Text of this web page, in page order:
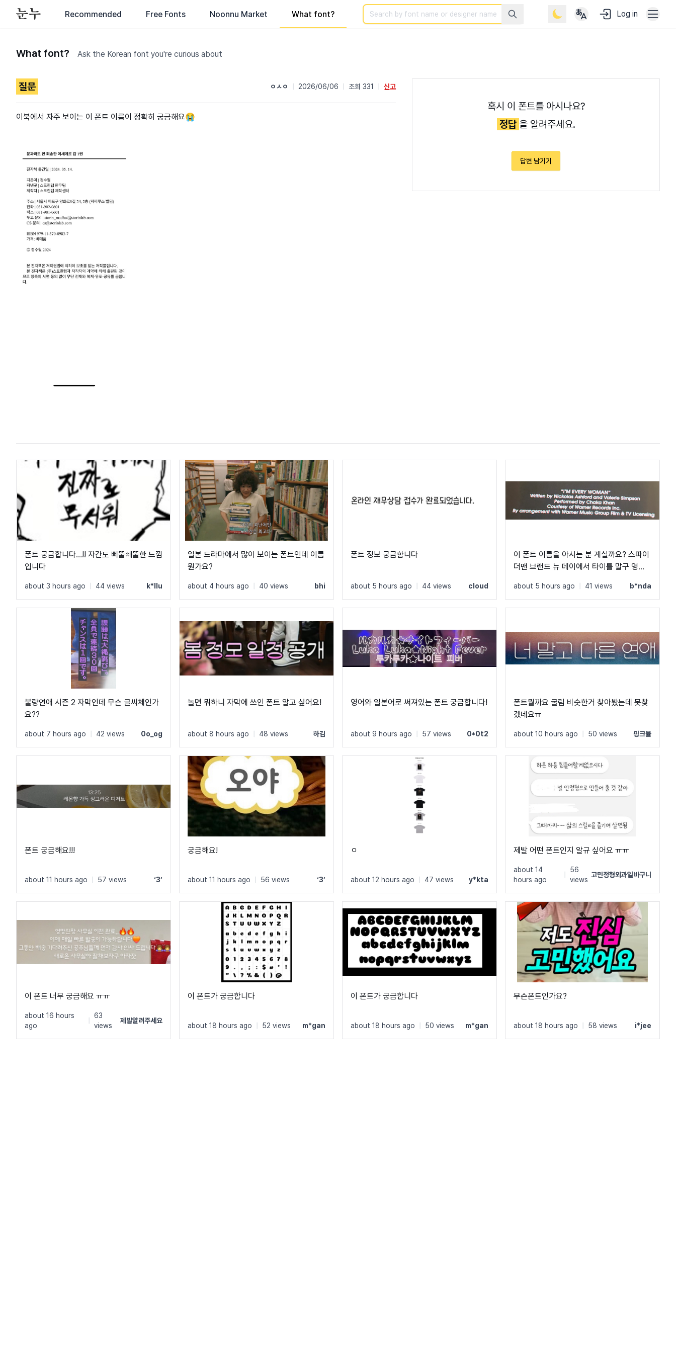
Recommended Free Fonts Noonnu Market What font?
Search Log in
What font? Ask the Korean font you're curious about
질문 ㅇㅅㅇ 2026/06/06 조회 331 신고
이북에서 자주 보이는 이 폰트 이름이 정확히 궁금해요😭
혹시 이 폰트를 아시나요?
정답 을 알려주세요.
답변 남기기
폰트 궁금합니다…!! 자간도 삐뚤빼뚤한 느낌
입니다
about 3 hours ago 44 views k*llu
일본 드라마에서 많이 보이는 폰트인데 이름
뭔가요?
about 4 hours ago 40 views bhi
폰트 정보 궁금함니다
about 5 hours ago 44 views cloud
이 폰트 이름을 아시는 분 계실까요? 스파이
더맨 브랜드 뉴 데이에서 타이틀 말구 영화
이랑 지역 이름 자막에 쓰였었어요! C, Q가
정원에 가깝고 t가 유독 가로가 짧아서 예쁘
about 5 hours ago 41 views b*nda
불량연애 시즌 2 자막인데 무슨 글씨체인가
요??
about 7 hours ago 42 views 0o_og
놀면 뭐하니 자막에 쓰인 폰트 알고 싶어요!
about 8 hours ago 48 views 하김
영어와 일본어로 써져있는 폰트 궁금합니다!
about 9 hours ago 57 views 0*0t2
폰트뭘까요 굴림 비슷한거 찾아봤는데 못찾
겠네요ㅠ
about 10 hours ago 50 views 핑크뮬
폰트 궁금해요!!!
about 11 hours ago 57 views ‘3’
궁금해요!
about 11 hours ago 56 views ‘3’
ㅇ
about 12 hours ago 47 views y*kta
제발 어떤 폰트인지 알규 싶어요 ㅠㅠ
about 14
hours ago
56
views
고민정형외과일바구니
이 폰트 너무 궁금해요 ㅠㅠ
about 16 hours
ago
63
views
제발알려주세요
이 폰트가 궁금합니다
about 18 hours ago 52 views m*gan
이 폰트가 궁금합니다
about 18 hours ago 50 views m*gan
무슨폰트인가요?
about 18 hours ago 58 views i*jee